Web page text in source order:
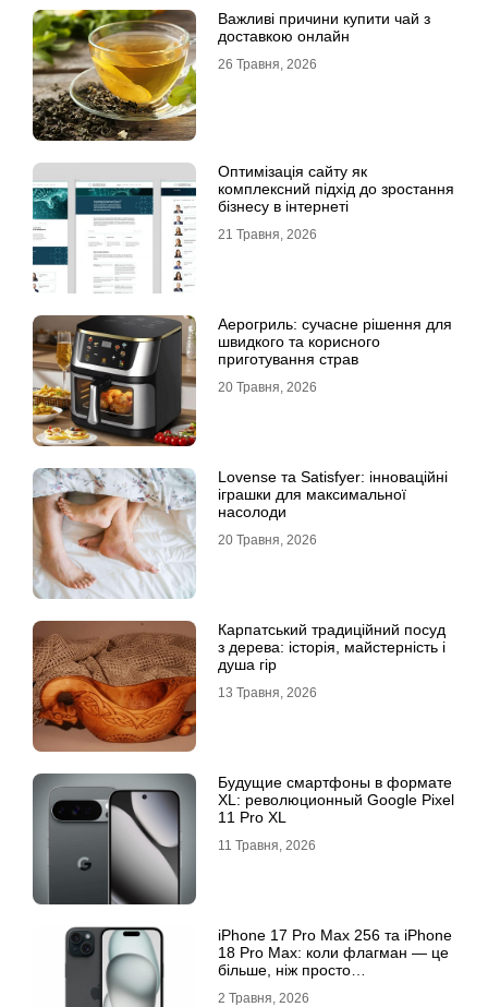
Важливі причини купити чай з
доставкою онлайн
26 Травня, 2026
Оптимізація сайту як
комплексний підхід до зростання
бізнесу в інтернеті
21 Травня, 2026
Аерогриль: сучасне рішення для
швидкого та корисного
приготування страв
20 Травня, 2026
Lovense та Satisfyer: інноваційні
іграшки для максимальної
насолоди
20 Травня, 2026
Карпатський традиційний посуд
з дерева: історія, майстерність і
душа гір
13 Травня, 2026
Будущие смартфоны в формате
XL: революционный Google Pixel
11 Pro XL
11 Травня, 2026
iРhone 17 Рro Мax 256 та iРhone
18 Рro Мax: коли флагман — це
більше, ніж просто
2 Травня, 2026